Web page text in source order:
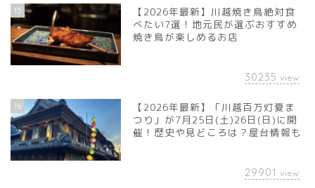
15
【2026年最新】川越焼き鳥絶対食
べたい7選！地元民が選ぶおすすめ
焼き鳥が楽しめるお店
30235 view
16
【2026年最新】「川越百万灯夏ま
つり」が7月25日(土)26日(日)に開
催！歴史や見どころは？屋台情報も
29901 view